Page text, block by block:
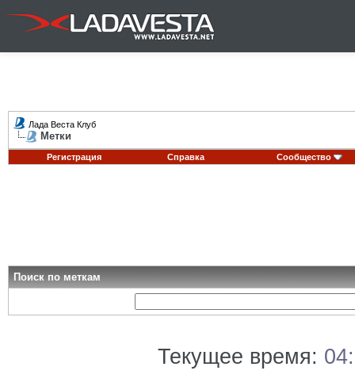
Лада Веста Клуб
Метки
Регистрация Справка Сообщество
Поиск по меткам
Текущее время: